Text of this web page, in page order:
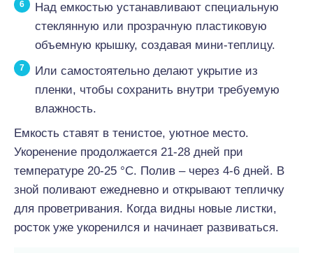
Над емкостью устанавливают специальную
стеклянную или прозрачную пластиковую
объемную крышку, создавая мини-теплицу.
Или самостоятельно делают укрытие из
пленки, чтобы сохранить внутри требуемую
влажность.
Емкость ставят в тенистое, уютное место.
Укоренение продолжается 21-28 дней при
температуре 20-25 °С. Полив – через 4-6 дней. В
зной поливают ежедневно и открывают тепличку
для проветривания. Когда видны новые листки,
росток уже укоренился и начинает развиваться.